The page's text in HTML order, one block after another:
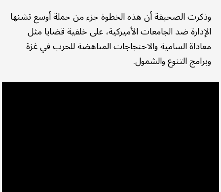
وذكرت الصحيفة أن هذه الخطوة جزء من حملة أوسع تشنها
الإدارة ضد الجامعات الأميركية، على خلفية قضايا مثل
معاداة السامية والاحتجاجات المناهضة للحرب في غزة
وبرامج التنوع والشمول.